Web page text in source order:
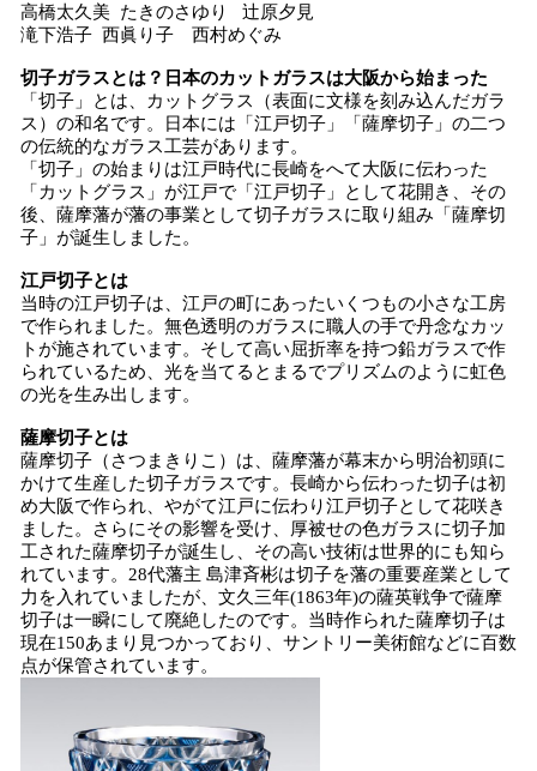
高橋太久美 たきのさゆり 辻原夕見
滝下浩子 西眞り子 西村めぐみ
切子ガラスとは？日本のカットガラスは大阪から始まった
「切子」とは、カットグラス（表面に文様を刻み込んだガラ
ス）の和名です。日本には「江戸切子」「薩摩切子」の二つ
の伝統的なガラス工芸があります。
「切子」の始まりは江戸時代に長崎をへて大阪に伝わった
「カットグラス」が江戸で「江戸切子」として花開き、その
後、薩摩藩が藩の事業として切子ガラスに取り組み「薩摩切
子」が誕生しました。
江戸切子とは
当時の江戸切子は、江戸の町にあったいくつもの小さな工房
で作られました。無色透明のガラスに職人の手で丹念なカッ
トが施されています。そして高い屈折率を持つ鉛ガラスで作
られているため、光を当てるとまるでプリズムのように虹色
の光を生み出します。
薩摩切子とは
薩摩切子（さつまきりこ）は、薩摩藩が幕末から明治初頭に
かけて生産した切子ガラスです。長崎から伝わった切子は初
め大阪で作られ、やがて江戸に伝わり江戸切子として花咲き
ました。さらにその影響を受け、厚被せの色ガラスに切子加
工された薩摩切子が誕生し、その高い技術は世界的にも知ら
れています。28代藩主 島津斉彬は切子を藩の重要産業として
力を入れていましたが、文久三年(1863年)の薩英戦争で薩摩
切子は一瞬にして廃絶したのです。当時作られた薩摩切子は
現在150あまり見つかっており、サントリー美術館などに百数
点が保管されています。